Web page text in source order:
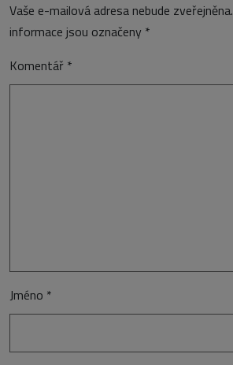
Vaše e-mailová adresa nebude zveřejněna.
informace jsou označeny *
Komentář *
Jméno *